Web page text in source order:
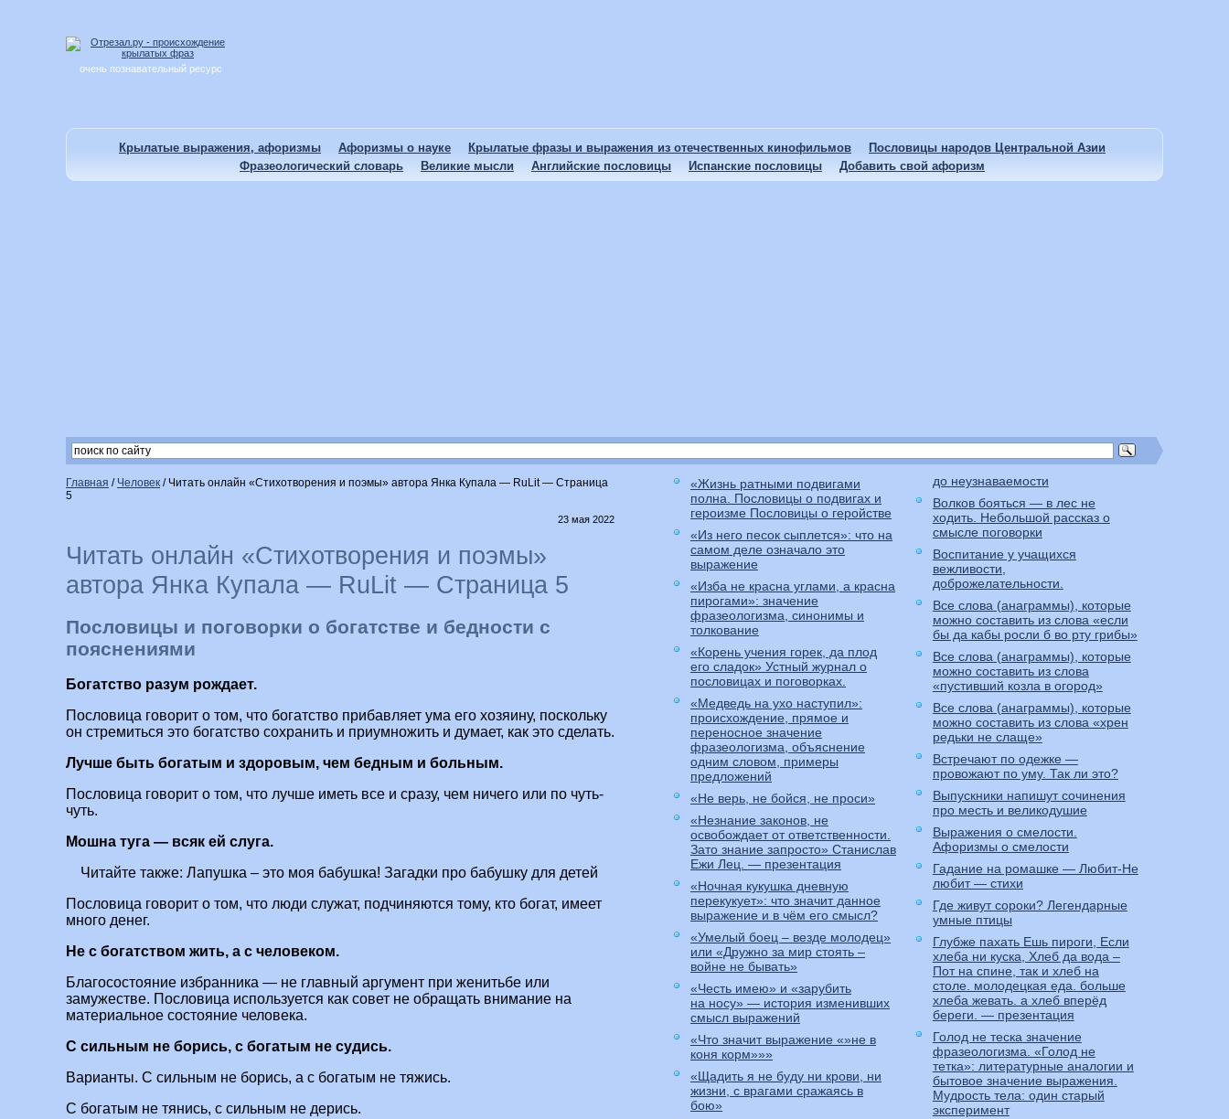
очень познавательный ресурс
Крылатые выражения, афоризмы Афоризмы о науке Крылатые фразы и выражения из отечественных кинофильмов
Пословицы народов Центральной Азии
Фразеологический словарь
Великие мысли Английские пословицы Испанские пословицы Добавить свой афоризм
Главная / Человек / Читать онлайн «Стихотворения и поэмы» автора Янка Купала — RuLit — Страница
5
23 мая 2022
Читать онлайн «Стихотворения и поэмы»
автора Янка Купала — RuLit — Страница 5
Пословицы и поговорки о богатстве и бедности с
пояснениями
Богатство разум рождает.
Пословица говорит о том, что богатство прибавляет ума его хозяину, поскольку
он стремиться это богатство сохранить и приумножить и думает, как это сделать.
Лучше быть богатым и здоровым, чем бедным и больным.
Пословица говорит о том, что лучше иметь все и сразу, чем ничего или по чуть-
чуть.
Мошна туга — всяк ей слуга.
Читайте также: Лапушка – это моя бабушка! Загадки про бабушку для детей
Пословица говорит о том, что люди служат, подчиняются тому, кто богат, имеет
много денег.
Не с богатством жить, а с человеком.
Благосостояние избранника — не главный аргумент при женитьбе или
замужестве. Пословица используется как совет не обращать внимание на
материальное состояние человека.
С сильным не борись, с богатым не судись.
Варианты. С сильным не борись, а с богатым не тяжись.
С богатым не тянись, с сильным не дерись.
«Жизнь ратными подвигами
полна. Пословицы о подвигах и
героизме Пословицы о геройстве
«Из него песок сыплется»: что на
самом деле означало это
выражение
«Изба не красна углами, а красна
пирогами»: значение
фразеологизма, синонимы и
толкование
«Корень учения горек, да плод
его сладок» Устный журнал о
пословицах и поговорках.
«Медведь на ухо наступил»:
происхождение, прямое и
переносное значение
фразеологизма, объяснение
одним словом, примеры
предложений
«Не верь, не бойся, не проси»
«Незнание законов, не
освобождает от ответственности.
Зато знание запросто» Станислав
Ежи Лец. — презентация
«Ночная кукушка дневную
перекукует»: что значит данное
выражение и в чём его смысл?
«Умелый боец – везде молодец»
или «Дружно за мир стоять –
войне не бывать»
«Честь имею» и «зарубить
на носу» — история изменивших
смысл выражений
«Что значит выражение «»не в
коня корм»»»
«Щадить я не буду ни крови, ни
жизни, с врагами сражаясь в
бою»
до неузнаваемости
Волков бояться — в лес не
ходить. Небольшой рассказ о
смысле поговорки
Воспитание у учащихся
вежливости,
доброжелательности.
Все слова (анаграммы), которые
можно составить из слова «если
бы да кабы росли б во рту грибы»
Все слова (анаграммы), которые
можно составить из слова
«пустивший козла в огород»
Все слова (анаграммы), которые
можно составить из слова «хрен
редьки не слаще»
Встречают по одежке —
провожают по уму. Так ли это?
Выпускники напишут сочинения
про месть и великодушие
Выражения о смелости.
Афоризмы о смелости
Гадание на ромашке — Любит-Не
любит — стихи
Где живут сороки? Легендарные
умные птицы
Глубже пахать Ешь пироги, Если
хлеба ни куска, Хлеб да вода –
Пот на спине, так и хлеб на
столе. молодецкая еда. больше
хлеба жевать. а хлеб вперёд
береги. — презентация
Голод не теска значение
фразеологизма. «Голод не
тетка»: литературные аналогии и
бытовое значение выражения.
Мудрость тела: один старый
эксперимент